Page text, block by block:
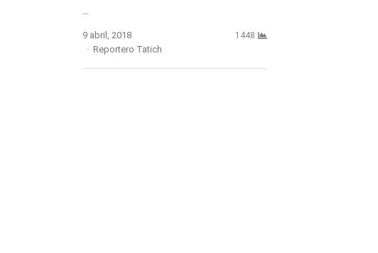
9 abril, 2018
Author
Reportero Tatich
1448